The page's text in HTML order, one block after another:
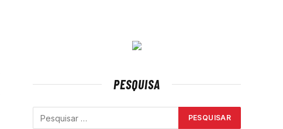
PESQUISA